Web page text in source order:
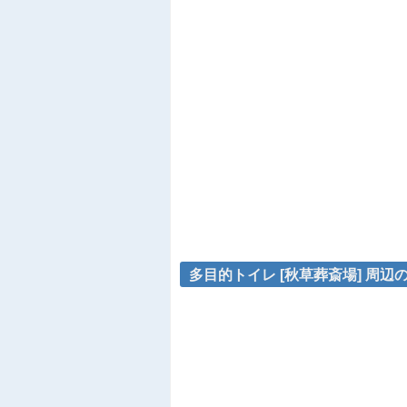
多目的トイレ [秋草葬斎場] 周辺